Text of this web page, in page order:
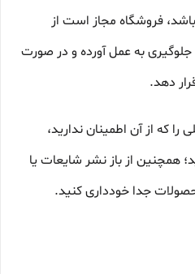
فروشگاه مجاز است از
به عمل آورده و در صورت
دهد.
را که از آن اطمینان ندارید،
همچنین از باز نشر شایعات یا
جدا خودداری کنید.